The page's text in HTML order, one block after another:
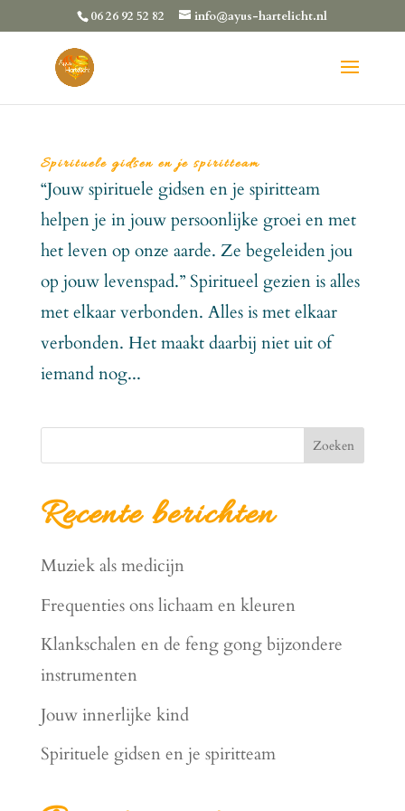
06 26 92 52 82 info@ayus-hartelicht.nl
Spirituele gidsen en je spiritteam
“Jouw spirituele gidsen en je spiritteam
helpen je in jouw persoonlijke groei en met
het leven op onze aarde. Ze begeleiden jou
op jouw levenspad.” Spiritueel gezien is alles
met elkaar verbonden. Alles is met elkaar
verbonden. Het maakt daarbij niet uit of
iemand nog...
Zoeken
Recente berichten
Muziek als medicijn
Frequenties ons lichaam en kleuren
Klankschalen en de feng gong bijzondere
instrumenten
Jouw innerlijke kind
Spirituele gidsen en je spiritteam